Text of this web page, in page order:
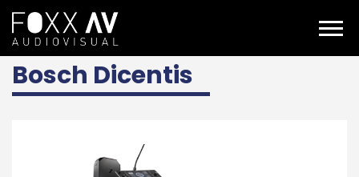
DE bosch dicentis
Bosch Dicentis